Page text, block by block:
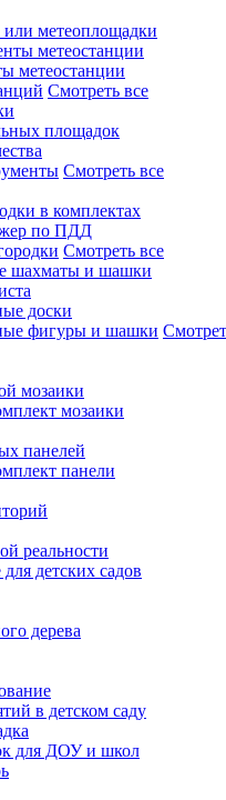
или метеоплощадки
метеостанции
метеостанции
Смотреть все
площадок
Смотреть все
в комплектах
по ПДД
Смотреть все
шахматы и шашки
доски
фигуры и шашки
мозаики
мозаики
панелей
панели
реальности
детских садов
дерева
в детском саду
для ДОУ и школ